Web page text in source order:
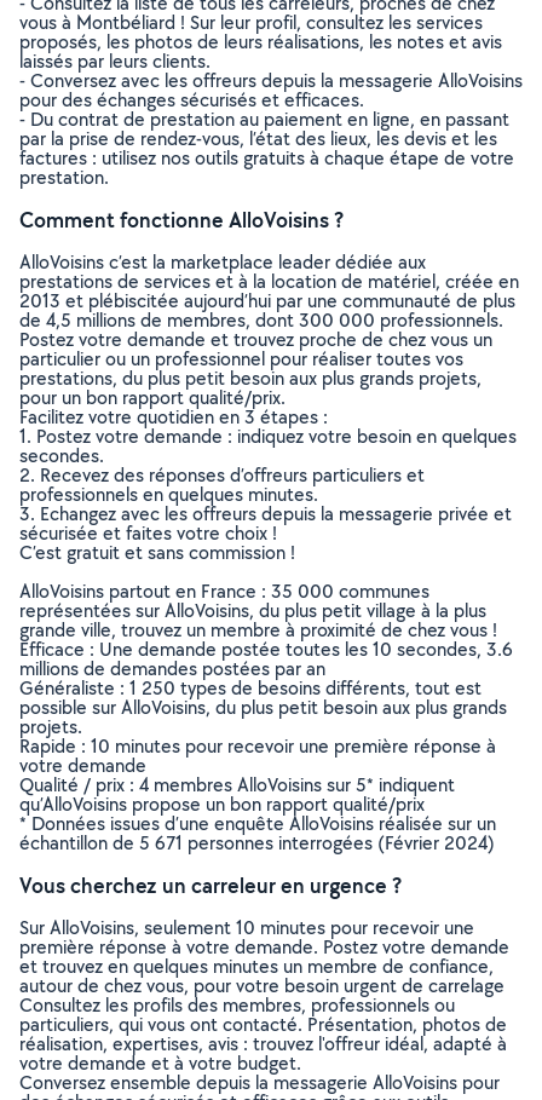
vous à Montbéliard ! Sur leur profil, consultez les services
proposés, les photos de leurs réalisations, les notes et avis
laissés par leurs clients.
- Conversez avec les offreurs depuis la messagerie AlloVoisins
pour des échanges sécurisés et efficaces.
- Du contrat de prestation au paiement en ligne, en passant
par la prise de rendez-vous, l’état des lieux, les devis et les
factures : utilisez nos outils gratuits à chaque étape de votre
prestation.
Comment fonctionne AlloVoisins ?
AlloVoisins c’est la marketplace leader dédiée aux
prestations de services et à la location de matériel, créée en
2013 et plébiscitée aujourd’hui par une communauté de plus
de 4,5 millions de membres, dont 300 000 professionnels.
Postez votre demande et trouvez proche de chez vous un
particulier ou un professionnel pour réaliser toutes vos
prestations, du plus petit besoin aux plus grands projets,
pour un bon rapport qualité/prix.
Facilitez votre quotidien en 3 étapes :
1. Postez votre demande : indiquez votre besoin en quelques
secondes.
2. Recevez des réponses d’offreurs particuliers et
professionnels en quelques minutes.
3. Echangez avec les offreurs depuis la messagerie privée et
sécurisée et faites votre choix !
C’est gratuit et sans commission !
AlloVoisins partout en France : 35 000 communes
représentées sur AlloVoisins, du plus petit village à la plus
grande ville, trouvez un membre à proximité de chez vous !
Efficace : Une demande postée toutes les 10 secondes, 3.6
millions de demandes postées par an
Généraliste : 1 250 types de besoins différents, tout est
possible sur AlloVoisins, du plus petit besoin aux plus grands
projets.
Rapide : 10 minutes pour recevoir une première réponse à
votre demande
Qualité / prix : 4 membres AlloVoisins sur 5* indiquent
qu’AlloVoisins propose un bon rapport qualité/prix
* Données issues d’une enquête AlloVoisins réalisée sur un
échantillon de 5 671 personnes interrogées (Février 2024)
Vous cherchez un carreleur en urgence ?
Sur AlloVoisins, seulement 10 minutes pour recevoir une
première réponse à votre demande. Postez votre demande
et trouvez en quelques minutes un membre de confiance,
autour de chez vous, pour votre besoin urgent de carrelage
Consultez les profils des membres, professionnels ou
particuliers, qui vous ont contacté. Présentation, photos de
réalisation, expertises, avis : trouvez l'offreur idéal, adapté à
votre demande et à votre budget.
Conversez ensemble depuis la messagerie AlloVoisins pour